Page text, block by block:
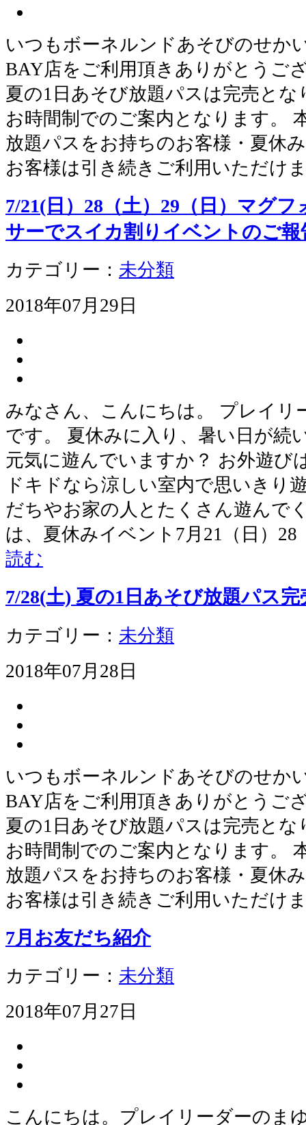
いつもボーネルンドあそびのせか
BAY店をご利用頂きありがとうご
夏の1日あそび放題パスは完売と
お時間制でのご案内となります。
放題パスをお持ちのお客様・夏休
お客様は引き続きご利用いただけ
7/21(日）28（土）29（日）マグ
サーでスイカ割りイベントのご報
カテゴリー： 未分類
2018年07月29日
みなさん、こんにちは。 プレイリ
です。 夏休みに入り、暑い日が続
元気に遊んでいますか？ お外遊び
ドキドなら涼しい室内で思いきり
だちやお家の人とたくさん遊んで
は、夏休みイベント7月21（日）
読む
7/28(土) 夏の1日あそび放題パス
カテゴリー： 未分類
2018年07月28日
いつもボーネルンドあそびのせか
BAY店をご利用頂きありがとうご
夏の1日あそび放題パスは完売と
お時間制でのご案内となります。
放題パスをお持ちのお客様・夏休
お客様は引き続きご利用いただけ
7月お友だち紹介
カテゴリー： 未分類
2018年07月27日
こんにちは。プレイリーダーのま